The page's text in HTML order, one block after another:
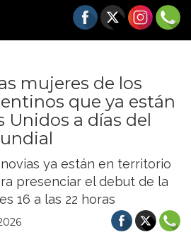
mujeres de los
que ya están
Unidos a días del
ya están en territorio
presenciar el debut de la
16 a las 22 horas